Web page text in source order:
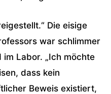
Die eisige
war schlimmer
Labor. „Ich möchte
dass kein
Beweis existiert,